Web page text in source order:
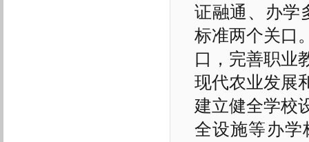
证融通、办学
标准两个关口
口，完善职业
现代农业发展
建立健全学校
全设施等办学